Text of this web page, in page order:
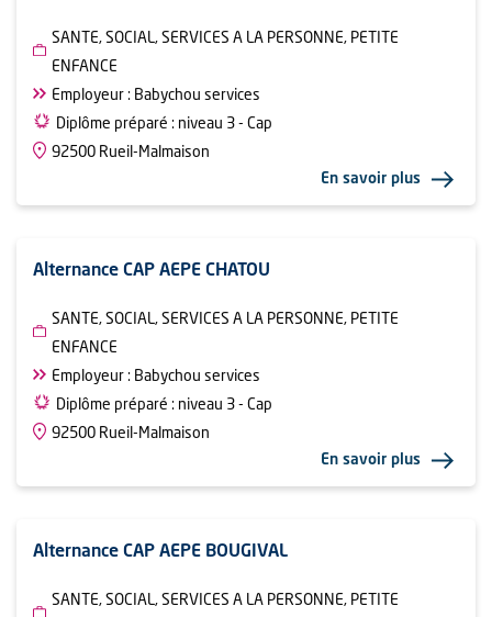
SANTE, SOCIAL, SERVICES A LA PERSONNE, PETITE
ENFANCE
Employeur : Babychou services
Diplôme préparé : niveau 3 - Cap
92500 Rueil-Malmaison
En savoir plus
Alternance CAP AEPE CHATOU
SANTE, SOCIAL, SERVICES A LA PERSONNE, PETITE
ENFANCE
Employeur : Babychou services
Diplôme préparé : niveau 3 - Cap
92500 Rueil-Malmaison
En savoir plus
Alternance CAP AEPE BOUGIVAL
SANTE, SOCIAL, SERVICES A LA PERSONNE, PETITE